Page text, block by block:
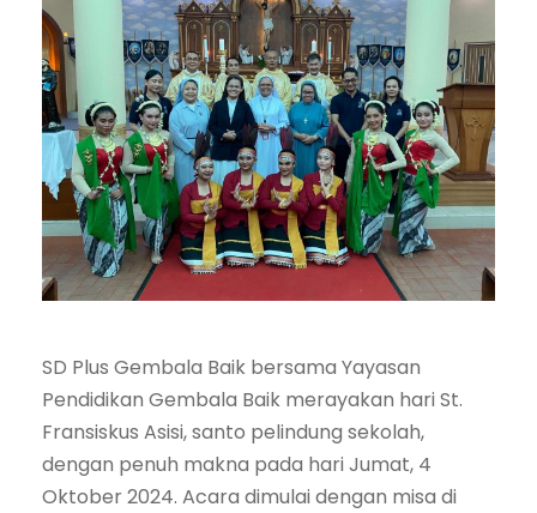
SD Plus Gembala Baik bersama Yayasan
Pendidikan Gembala Baik merayakan hari St.
Fransiskus Asisi, santo pelindung sekolah,
dengan penuh makna pada hari Jumat, 4
Oktober 2024. Acara dimulai dengan misa di